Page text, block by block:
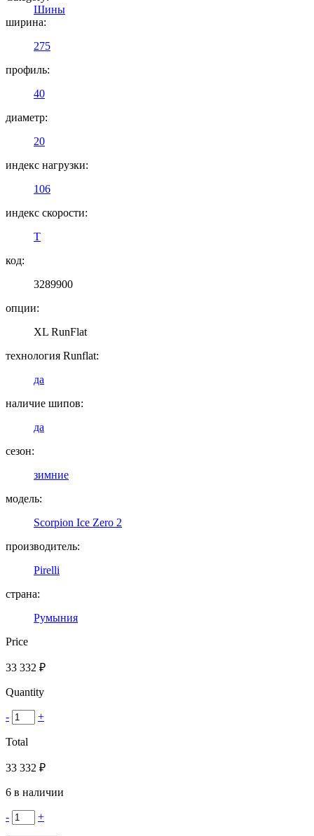
Шины
ширина:
275
профиль:
40
диаметр:
20
индекс нагрузки:
106
индекс скорости:
T
код:
3289900
опции:
XL RunFlat
технология Runflat:
да
наличие шипов:
да
сезон:
зимние
модель:
Scorpion Ice Zero 2
производитель:
Pirelli
страна:
Румыния
Price
33 332 ₽
Quantity
- +
Total
33 332 ₽
6 в наличии
- +